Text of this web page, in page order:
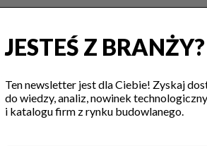
JESTEŚ Z BRANŻY?
Ten newsletter jest dla Ciebie! Zyskaj
do wiedzy, analiz, nowinek
i katalogu firm z rynku budowlanego.